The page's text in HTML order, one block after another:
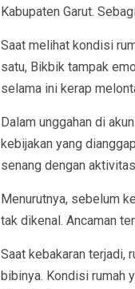
Kabupaten Garut.
Saat melihat kondisi
satu, Bikbik tampak
selama ini kerap
Dalam unggahan di
kebijakan yang
senang dengan
Menurutnya, sebelum
tak dikenal. Ancaman
Saat kebakaran terjadi,
bibinya. Kondisi rumah